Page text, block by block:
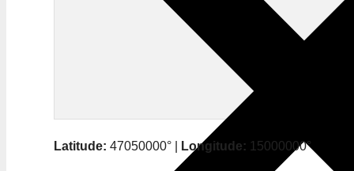
Latitude: 47050000° | Longitude: 15000000°